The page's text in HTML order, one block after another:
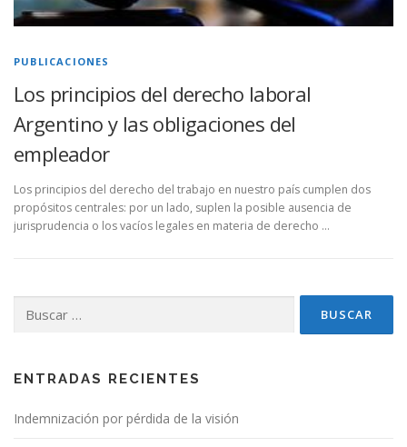
PUBLICACIONES
Los principios del derecho laboral
Argentino y las obligaciones del
empleador
Los principios del derecho del trabajo en nuestro país cumplen dos
propósitos centrales: por un lado, suplen la posible ausencia de
jurisprudencia o los vacíos legales en materia de derecho …
ENTRADAS RECIENTES
Indemnización por pérdida de la visión